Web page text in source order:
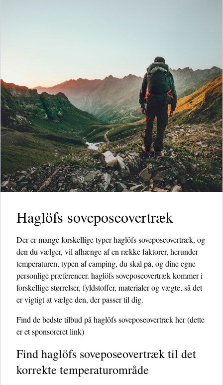
Haglöfs soveposeovertræk
Der er mange forskellige typer haglöfs soveposeovertræk, og
den du vælger, vil afhænge af en række faktorer, herunder
temperaturen, typen af ​​camping, du skal på, og dine egne
personlige præferencer. haglöfs soveposeovertræk kommer i
forskellige størrelser, fyldstoffer, materialer og vægte, så det
er vigtigt at vælge den, der passer til dig.
Find de bedste tilbud på haglöfs soveposeovertræk her(dette
er et sponsoreret link)
Find haglöfs soveposeovertræk til det
korrekte temperaturområde